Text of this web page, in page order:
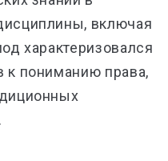
включая
характеризовался
к пониманию права,